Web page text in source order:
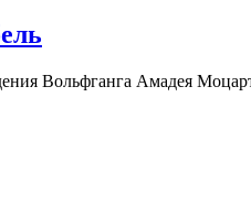
Вольфганга Амадея